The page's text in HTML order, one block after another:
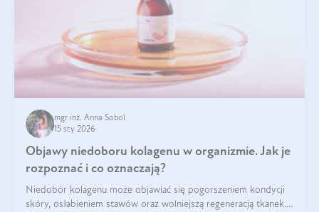
mgr inż. Anna Sobol
15 sty 2026
Objawy niedoboru kolagenu w organizmie. Jak je
rozpoznać i co oznaczają?
Niedobór kolagenu może objawiać się pogorszeniem kondycji
skóry, osłabieniem stawów oraz wolniejszą regeneracją tkanek.